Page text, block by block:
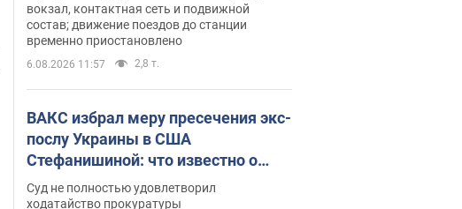
вокзал, контактная сеть и подвижной
состав; движение поездов до станции
временно приостановлено
6.08.2026 11:57 2,8 т.
ВАКС избрал меру пресечения экс-
послу Украины в США
Стефанишиной: что известно о
деле
Суд не полностью удовлетворил
ходатайство прокуратуры